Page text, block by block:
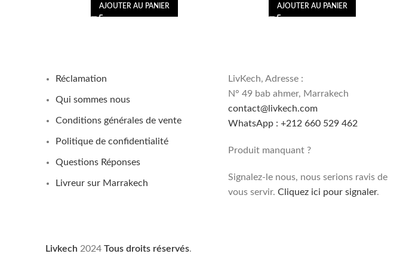
AJOUTER AU PANIER AJOUTER AU PANIER
Réclamation
Qui sommes nous
Conditions générales de vente
Politique de confidentialité
Questions Réponses
Livreur sur Marrakech
LivKech, Adresse :
N° 49 bab ahmer, Marrakech
contact@livkech.com
WhatsApp : +212 660 529 462
Produit manquant ?
Signalez-le nous, nous serions ravis de
vous servir. Cliquez ici pour signaler.
Livkech 2024 Tous droits réservés.